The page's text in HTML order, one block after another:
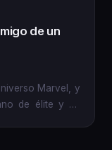
de un
Marvel, y
de élite y ha